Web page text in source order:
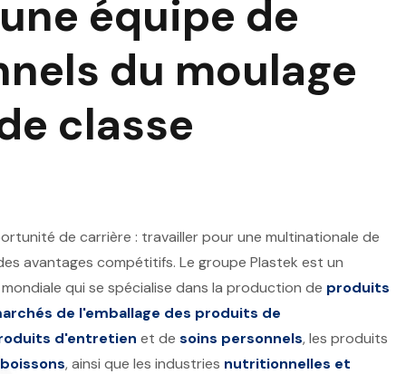
équipe de
du moulage
classe
de carrière : travailler pour une multinationale de
avantages compétitifs. Le groupe Plastek est un
qui se spécialise dans la production de produits
de l'emballage des produits de
d'entretien et de soins personnels, les produits
, ainsi que les industries nutritionnelles et